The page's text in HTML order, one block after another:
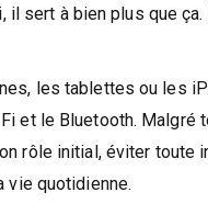
il sert à bien plus que
les tablettes ou les
et le Bluetooth.
rôle initial, éviter
vie quotidienne.